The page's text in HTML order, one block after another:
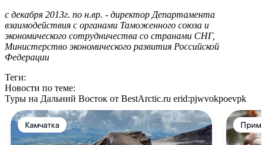
с декабря 2013г. по н.вр. - директор Департамента
взаимодействия с органами Таможенного союза и
экономического сотрудничества со странами СНГ,
Министерство экономического развития Российской
Федерации
Теги:
Новости по теме:
Туры на Дальний Восток от BestArctic.ru erid:pjwvokpoevpk